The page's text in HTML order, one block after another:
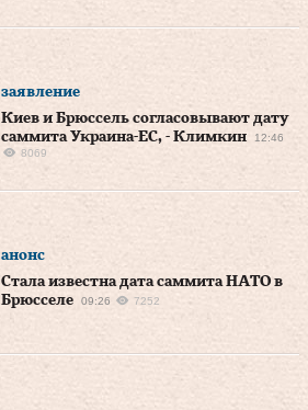
заявление
Киев и Брюссель согласовывают дату
саммита Украина-ЕС, - Климкин
12:46
8069
анонс
Стала известна дата саммита НАТО в
Брюсселе
09:26 7252